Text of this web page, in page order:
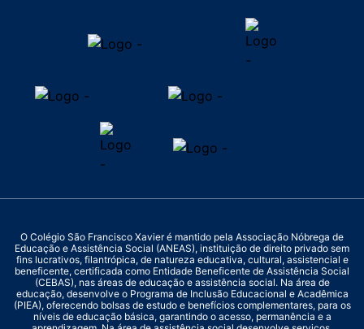
O Colégio São Francisco Xavier é mantido pela Associação Nóbrega de
Educação e Assistência Social (ANEAS), instituição de direito privado sem
fins lucrativos, filantrópica, de natureza educativa, cultural, assistencial e
beneficente, certificada como Entidade Beneficente de Assistência Social
(CEBAS), nas áreas de educação e assistência social. Na área de
educação, desenvolve o Programa de Inclusão Educacional e Acadêmica
(PIEA), oferecendo bolsas de estudo e benefícios complementares, para os
níveis de educação básica, garantindo o acesso, permanência e a